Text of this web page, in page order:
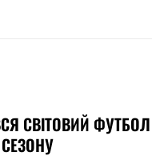
СВІТОВИЙ